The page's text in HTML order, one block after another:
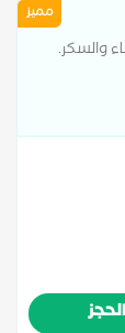
مميز
والسكر.